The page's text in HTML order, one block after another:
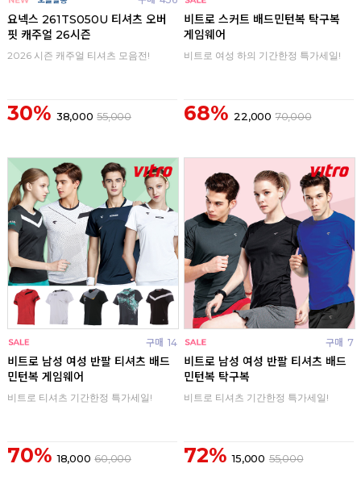
요넥스 261TS050U 티셔츠 오버
핏 캐주얼 26시즌
2026 시즌 캐주얼 티셔츠 모음전!
30% 38,000 55,000
비트로 스커트 배드민턴복 탁구복
게임웨어
비트로 여성 하의 기간한정 특가세일!
68% 22,000 70,000
구매 14
비트로 남성 여성 반팔 티셔츠 배드
민턴복 게임웨어
비트로 티셔츠 기간한정 특가세일!
70% 18,000 60,000
구매 7
비트로 남성 여성 반팔 티셔츠 배드
민턴복 탁구복
비트로 티셔츠 기간한정 특가세일!
72% 15,000 55,000